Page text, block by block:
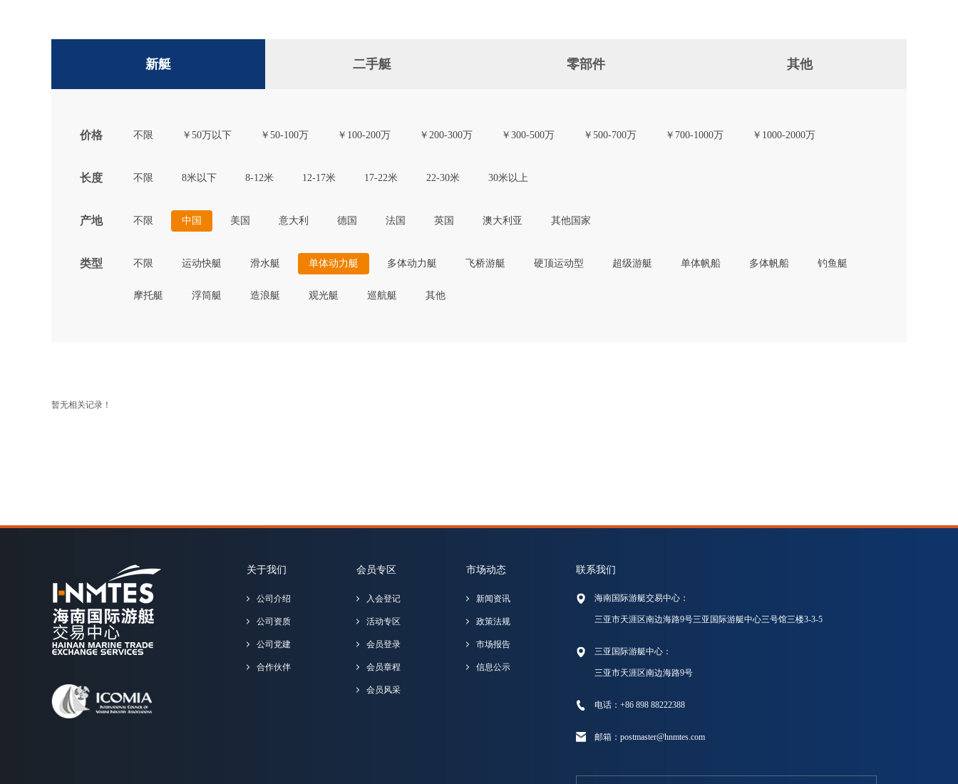
新艇 二手艇 零部件 其他
价格 不限 ￥50万以下 ￥50-100万 ￥100-200万 ￥200-300万 ￥300-500万 ￥500-700万 ￥700-1000万 ￥1000-2000万
长度 不限 8米以下 8-12米 12-17米 17-22米 22-30米 30米以上
产地 不限 中国 美国 意大利 德国 法国 英国 澳大利亚 其他国家
类型 不限 运动快艇 滑水艇 单体动力艇 多体动力艇 飞桥游艇 硬顶运动型 超级游艇 单体帆船 多体帆船 钓鱼艇
摩托艇 浮筒艇 造浪艇 观光艇 巡航艇 其他
暂无相关记录！
关于我们
公司介绍
公司资质
公司党建
合作伙伴
会员专区
入会登记
活动专区
会员登录
会员章程
会员风采
市场动态
新闻资讯
政策法规
市场报告
信息公示
联系我们
海南国际游艇交易中心：
三亚市天涯区南边海路9号三亚国际游艇中心三号馆三楼3-3-5
三亚国际游艇中心：
三亚市天涯区南边海路9号
电话：+86 898 88222388
邮箱：postmaster@hnmtes.com